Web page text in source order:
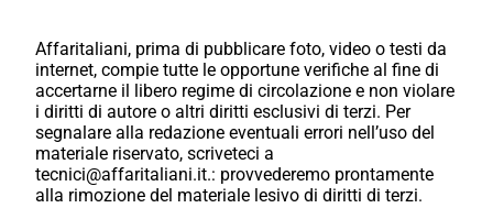
Affaritaliani, prima di pubblicare foto, video o testi da
internet, compie tutte le opportune verifiche al fine di
accertarne il libero regime di circolazione e non violare
i diritti di autore o altri diritti esclusivi di terzi. Per
segnalare alla redazione eventuali errori nell’uso del
materiale riservato, scriveteci a
tecnici@affaritaliani.it.: provvederemo prontamente
alla rimozione del materiale lesivo di diritti di terzi.